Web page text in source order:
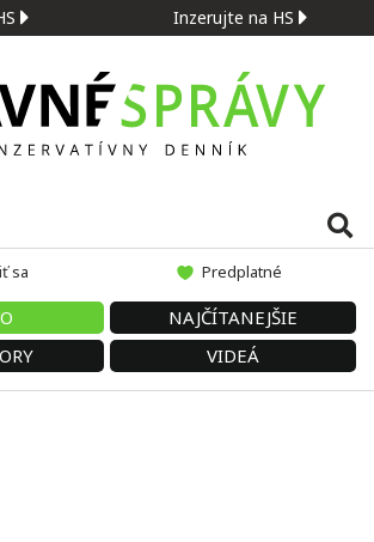
Inzerujte na HS
sa Predplatné
NAJČÍTANEJŠIE
VIDEÁ